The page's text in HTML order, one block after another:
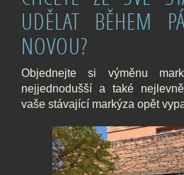
UDĚLAT BĚHEM
NOVOU?
Objednejte si výměnu
nejjednodušší a také
vaše stávající markýza opět